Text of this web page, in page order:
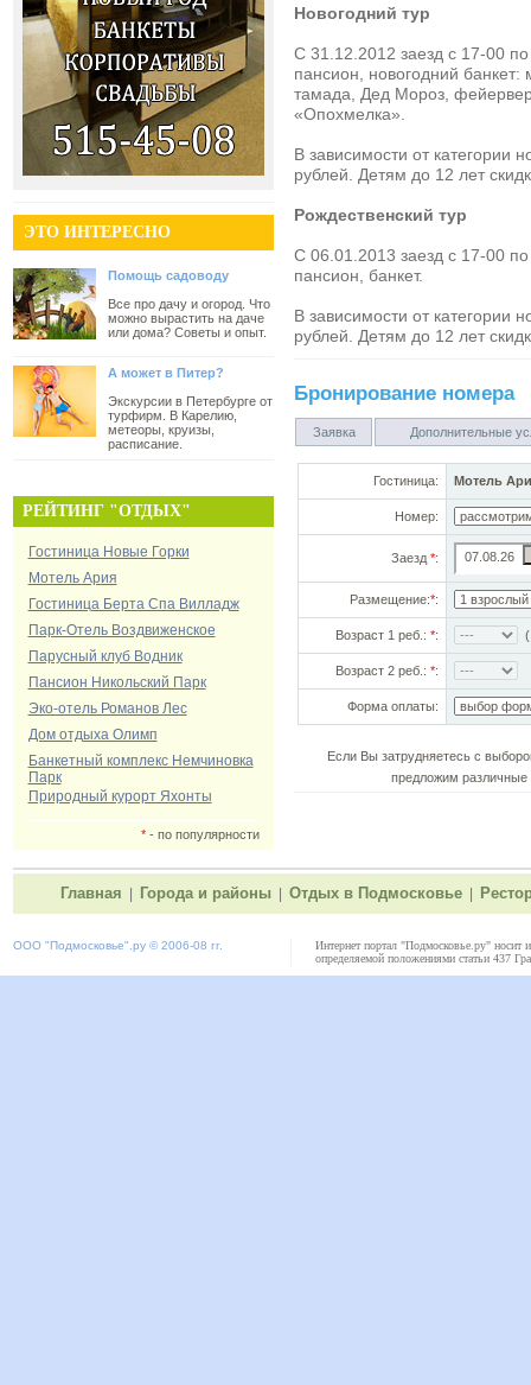
ЭТО ИНТЕРЕСНО
Помощь садоводу
Все про дачу и огород. Что
можно вырастить на даче
или дома? Советы и опыт.
А может в Питер?
Экскурсии в Петербурге от
турфирм. В Карелию,
метеоры, круизы,
расписание.
РЕЙТИНГ "ОТДЫХ"
Гостиница Новые Горки
Мотель Ария
Гостиница Берта Спа Вилладж
Парк-Отель Воздвиженское
Парусный клуб Водник
Пансион Никольский Парк
Эко-отель Романов Лес
Дом отдыха Олимп
Банкетный комплекс Немчиновка
Парк
Природный курорт Яхонты
*- по популярности
Новогодний тур
С 31.12.2012 заезд с 17-00
пансион, новогодний
тамада, Дед Мороз,
«Опохмелка».
В зависимости от категории
рублей. Детям до 12 лет
Рождественский тур
С 06.01.2013 заезд с 17-00
пансион, банкет.
В зависимости от категории
рублей. Детям до 12 лет
Бронирование номера
Заявка Дополнительные
Гостиница: Мотель
Номер:
Заезд *:
Размещение:*:
Возраст 1 реб.: *:
Возраст 2 реб.: *:
Форма оплаты:
Если Вы затрудняетесь с
предложим различные
Главная Города и районы Отдых в Подмосковье
ООО "Подмосковье" .ру © 2006-08 гг.
Интернет портал "Подмосковье.ру" носит
определяемой положениями статьи 437